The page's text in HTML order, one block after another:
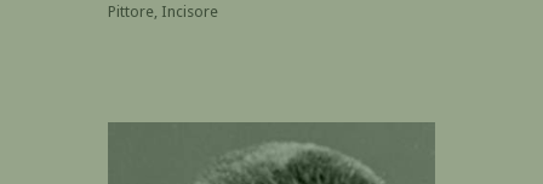
Pittore, Incisore